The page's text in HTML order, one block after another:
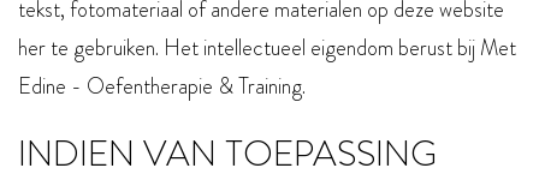
tekst, fotomateriaal of andere materialen op deze website
her te gebruiken. Het intellectueel eigendom berust bij Met
Edine - Oefentherapie & Training.
INDIEN VAN TOEPASSING